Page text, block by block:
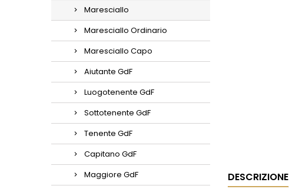
Maresciallo
Maresciallo Ordinario
Maresciallo Capo
Aiutante GdF
Luogotenente GdF
Sottotenente GdF
Tenente GdF
Capitano GdF
Maggiore GdF
DESCRIZIONE